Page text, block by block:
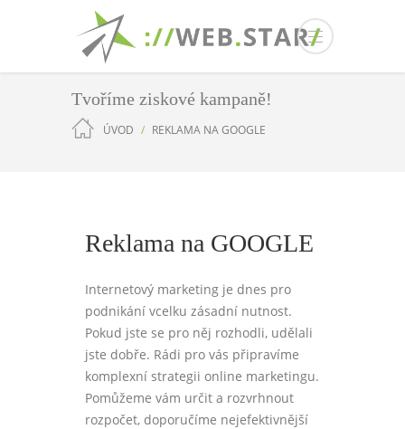
Tvoříme ziskové kampaně!
ÚVOD REKLAMA NA GOOGLE
Reklama na GOOGLE
Internetový marketing je dnes pro
podnikání vcelku zásadní nutnost.
Pokud jste se pro něj rozhodli, udělali
jste dobře. Rádi pro vás připravíme
komplexní strategii online marketingu.
Pomůžeme vám určit a rozvrhnout
rozpočet, doporučíme nejefektivnější